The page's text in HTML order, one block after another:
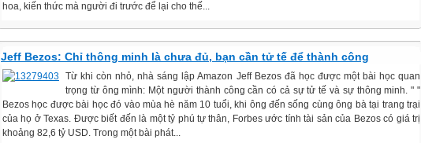
hoa, kiến thức mà người đi trước để lại cho thế...
Jeff Bezos: Chỉ thông minh là chưa đủ, bạn cần tử tế để thành công
Từ khi còn nhỏ, nhà sáng lập Amazon Jeff Bezos đã học được một bài học quan
trọng từ ông mình: Một người thành công cần có cả sự tử tế và sự thông minh. " "
Bezos học được bài học đó vào mùa hè năm 10 tuổi, khi ông đến sống cùng ông bà tại trang trại
của họ ở Texas. Được biết đến là một tỷ phú tự thân, Forbes ước tính tài sản của Bezos có giá trị
khoảng 82,6 tỷ USD. Trong một bài phát...